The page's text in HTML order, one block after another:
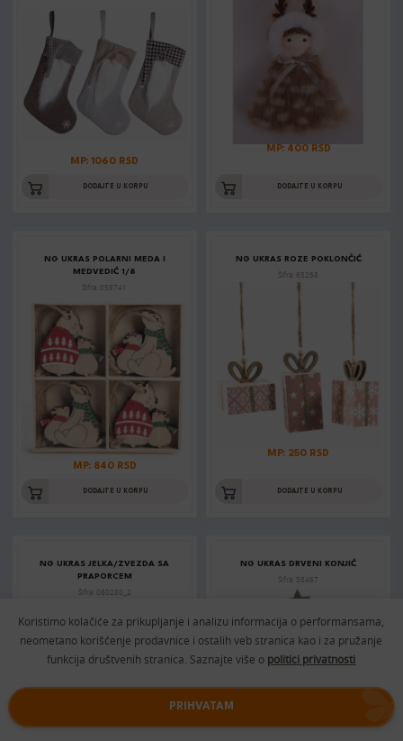
MP: 1060 RSD
DODAJTE U KORPU
MP: 400 RSD
DODAJTE U KORPU
NG UKRAS POLARNI MEDA I
MEDVEDIĆ 1/8
Šifra: 059741
MP: 840 RSD
DODAJTE U KORPU
NG UKRAS ROZE POKLONČIĆ
Šifra: 65258
MP: 250 RSD
DODAJTE U KORPU
NG UKRAS JELKA/ZVEZDA SA
PRAPORCEM
Šifra: 060280_2
NG UKRAS DRVENI KONJIĆ
Šifra: 58467
Koristimo kolačiće za prikupljanje i analizu informacija o performansama,
neometano korišćenje prodavnice i ostalih veb stranica kao i za pružanje
funkcija društvenih stranica. Saznajte više o politici privatnosti
PRIHVATAM